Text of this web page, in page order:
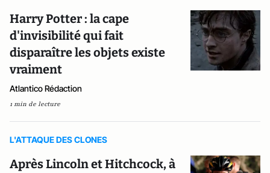
Harry Potter : la cape
d'invisibilité qui fait
disparaître les objets existe
vraiment
Atlantico Rédaction
1 min de lecture
L'ATTAQUE DES CLONES
Après Lincoln et Hitchcock, à